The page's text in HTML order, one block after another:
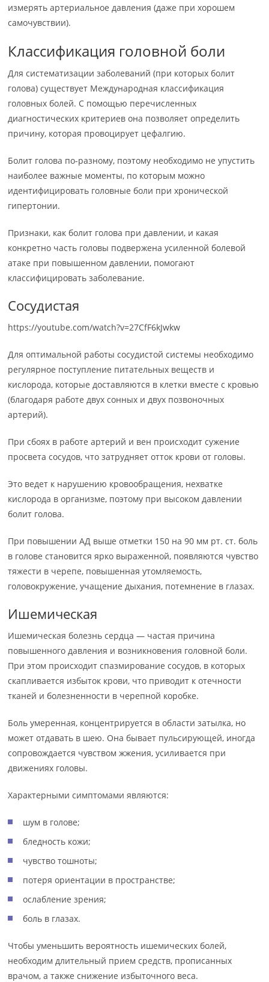
измерять артериальное давления (даже при хорошем
самочувствии).
Классификация головной боли
Для систематизации заболеваний (при которых болит
голова) существует Международная классификация
головных болей. С помощью перечисленных
диагностических критериев она позволяет определить
причину, которая провоцирует цефалгию.
Болит голова по-разному, поэтому необходимо не упустить
наиболее важные моменты, по которым можно
идентифицировать головные боли при хронической
гипертонии.
Признаки, как болит голова при давлении, и какая
конкретно часть головы подвержена усиленной болевой
атаке при повышенном давлении, помогают
классифицировать заболевание.
Сосудистая
https://youtube.com/watch?v=27CfF6kJwkw
Для оптимальной работы сосудистой системы необходимо
регулярное поступление питательных веществ и
кислорода, которые доставляются в клетки вместе с кровью
(благодаря работе двух сонных и двух позвоночных
артерий).
При сбоях в работе артерий и вен происходит сужение
просвета сосудов, что затрудняет отток крови от головы.
Это ведет к нарушению кровообращения, нехватке
кислорода в организме, поэтому при высоком давлении
болит голова.
При повышении АД выше отметки 150 на 90 мм рт. ст. боль
в голове становится ярко выраженной, появляются чувство
тяжести в черепе, повышенная утомляемость,
головокружение, учащение дыхания, потемнение в глазах.
Ишемическая
Ишемическая болезнь сердца — частая причина
повышенного давления и возникновения головной боли.
При этом происходит спазмирование сосудов, в которых
скапливается избыток крови, что приводит к отечности
тканей и болезненности в черепной коробке.
Боль умеренная, концентрируется в области затылка, но
может отдавать в шею. Она бывает пульсирующей, иногда
сопровождается чувством жжения, усиливается при
движениях головы.
Характерными симптомами являются:
шум в голове;
бледность кожи;
чувство тошноты;
потеря ориентации в пространстве;
ослабление зрения;
боль в глазах.
Чтобы уменьшить вероятность ишемических болей,
необходим длительный прием средств, прописанных
врачом, а также снижение избыточного веса.